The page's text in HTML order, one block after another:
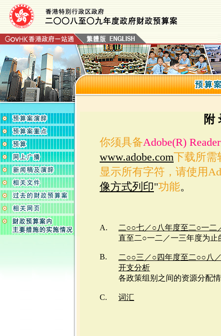
附
你须具备Adobe(R) Reader
www.adobe.com下载所需
显示所有字符，请使用
像方式列印"功能。
A.
二○○七／○八年度至二○一二
直至二○一二／一三年度为止
B.
二○○三／○四年度至二○○八
开支分析
各政策组别之间的资源分配
C. 词汇